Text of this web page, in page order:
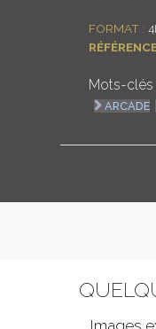
FORMAT :
Mots-clés
ARCADE